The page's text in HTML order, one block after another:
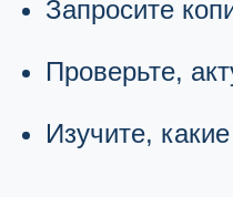
Запросите
Проверьте,
Изучите,